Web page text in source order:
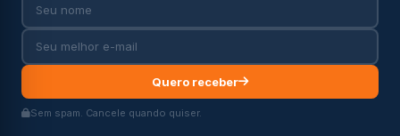
Quero receber
Sem spam. Cancele quando quiser.